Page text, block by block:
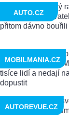
AUTO.CZ
MOBILMANIA.CZ
AUTOREVUE.CZ